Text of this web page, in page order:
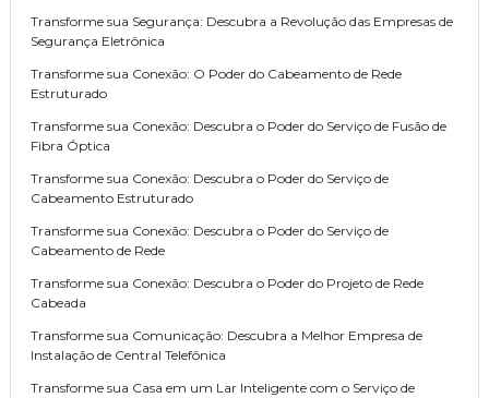
Transforme sua Segurança: Descubra a Revolução das Empresas de
Segurança Eletrônica
Transforme sua Conexão: O Poder do Cabeamento de Rede
Estruturado
Transforme sua Conexão: Descubra o Poder do Serviço de Fusão de
Fibra Óptica
Transforme sua Conexão: Descubra o Poder do Serviço de
Cabeamento Estruturado
Transforme sua Conexão: Descubra o Poder do Serviço de
Cabeamento de Rede
Transforme sua Conexão: Descubra o Poder do Projeto de Rede
Cabeada
Transforme sua Comunicação: Descubra a Melhor Empresa de
Instalação de Central Telefônica
Transforme sua Casa em um Lar Inteligente com o Serviço de